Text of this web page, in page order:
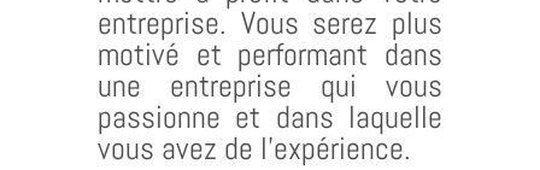
entreprise. Vous serez plus
motivé et performant dans
une entreprise qui vous
passionne et dans laquelle
vous avez de l’expérience.